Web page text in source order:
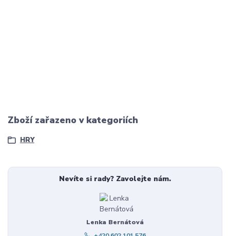
Zboží zařazeno v kategoriích
HRY
Nevíte si rady? Zavolejte nám.
Lenka Bernátová